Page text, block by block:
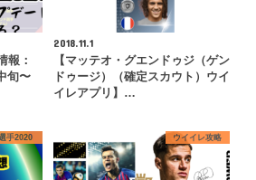
報：
旬〜
2018.11.1
【マッテオ・グエンドゥジ（ゲン
ドゥージ）（確定スカウト）ウイ
イレアプリ】…
手2020 ウイイレ攻略